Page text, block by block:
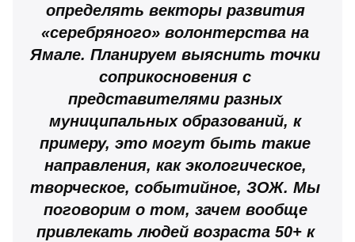
определять векторы развития
«серебряного» волонтерства на
Ямале. Планируем выяснить точки
соприкосновения с
представителями разных
муниципальных образований, к
примеру, это могут быть такие
направления, как экологическое,
творческое, событийное, ЗОЖ. Мы
поговорим о том, зачем вообще
привлекать людей возраста 50+ к